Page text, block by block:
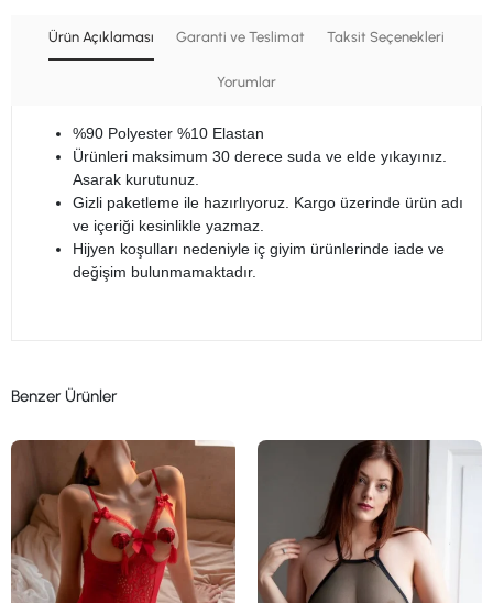
Ürün Açıklaması Garanti ve Teslimat Taksit Seçenekleri
Yorumlar
%90 Polyester %10 Elastan
Ürünleri maksimum 30 derece suda ve elde yıkayınız.
Asarak kurutunuz.
Gizli paketleme ile hazırlıyoruz. Kargo üzerinde ürün adı
ve içeriği kesinlikle yazmaz.
Hijyen koşulları nedeniyle iç giyim ürünlerinde iade ve
değişim bulunmamaktadır.
Benzer Ürünler